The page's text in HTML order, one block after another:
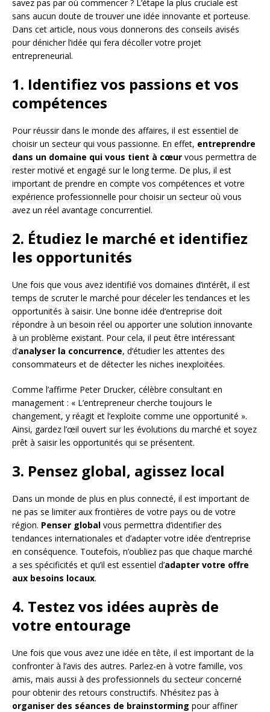
savez pas par où commencer ? L’étape la plus cruciale est
sans aucun doute de trouver une idée innovante et porteuse.
Dans cet article, nous vous donnerons des conseils avisés
pour dénicher l’idée qui fera décoller votre projet
entrepreneurial.
1. Identifiez vos passions et vos
compétences
Pour réussir dans le monde des affaires, il est essentiel de
choisir un secteur qui vous passionne. En effet, entreprendre
dans un domaine qui vous tient à cœur vous permettra de
rester motivé et engagé sur le long terme. De plus, il est
important de prendre en compte vos compétences et votre
expérience professionnelle pour choisir un secteur où vous
avez un réel avantage concurrentiel.
2. Étudiez le marché et identifiez
les opportunités
Une fois que vous avez identifié vos domaines d’intérêt, il est
temps de scruter le marché pour déceler les tendances et les
opportunités à saisir. Une bonne idée d’entreprise doit
répondre à un besoin réel ou apporter une solution innovante
à un problème existant. Pour cela, il peut être intéressant
d’analyser la concurrence, d’étudier les attentes des
consommateurs et de détecter les niches inexploitées.
Comme l’affirme Peter Drucker, célèbre consultant en
management : « L’entrepreneur cherche toujours le
changement, y réagit et l’exploite comme une opportunité ».
Ainsi, gardez l’œil ouvert sur les évolutions du marché et soyez
prêt à saisir les opportunités qui se présentent.
3. Pensez global, agissez local
Dans un monde de plus en plus connecté, il est important de
ne pas se limiter aux frontières de votre pays ou de votre
région. Penser global vous permettra d’identifier des
tendances internationales et d’adapter votre idée d’entreprise
en conséquence. Toutefois, n’oubliez pas que chaque marché
a ses spécificités et qu’il est essentiel d’adapter votre offre
aux besoins locaux.
4. Testez vos idées auprès de
votre entourage
Une fois que vous avez une idée en tête, il est important de la
confronter à l’avis des autres. Parlez-en à votre famille, vos
amis, mais aussi à des professionnels du secteur concerné
pour obtenir des retours constructifs. N’hésitez pas à
organiser des séances de brainstorming pour affiner